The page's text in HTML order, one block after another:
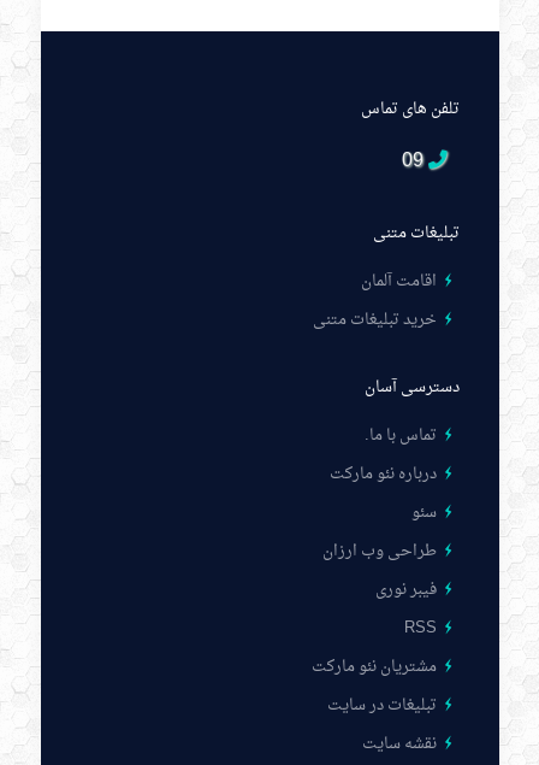
تلفن های تماس
09
تبلیغات متنی
اقامت آلمان
خرید تبلیغات متنی
دسترسی آسان
تماس با ما.
درباره نئو مارکت
سئو
طراحی وب ارزان
فیبر نوری
RSS
مشتریان نئو مارکت
تبلیغات در سایت
نقشه سایت